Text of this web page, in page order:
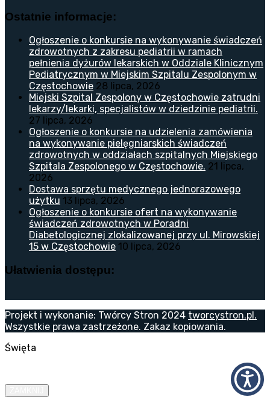
Ostatnie informacje:
Ogłoszenie o konkursie na wykonywanie świadczeń
zdrowotnych z zakresu pediatrii w ramach
pełnienia dyżurów lekarskich w Oddziale Klinicznym
Pediatrycznym w Miejskim Szpitalu Zespolonym w
Częstochowie 28 lipca, 2026
Miejski Szpital Zespolony w Częstochowie zatrudni
lekarzy/lekarki, specjalistów w dziedzinie pediatrii.
27 lipca, 2026
Ogłoszenie o konkursie na udzielenia zamówienia
na wykonywanie pielęgniarskich świadczeń
zdrowotnych w oddziałach szpitalnych Miejskiego
Szpitala Zespolonego w Częstochowie. 21 lipca,
2026
Dostawa sprzętu medycznego jednorazowego
użytku 13 lipca, 2026
Ogłoszenie o konkursie ofert na wykonywanie
świadczeń zdrowotnych w Poradni
Diabetologicznej zlokalizowanej przy ul. Mirowskiej
15 w Częstochowie 10 lipca, 2026
Ułatwienia dostępu:
Projekt i wykonanie: Twórcy Stron 2024 tworcystron.pl.
Wszystkie prawa zastrzeżone. Zakaz kopiowania.
Święta